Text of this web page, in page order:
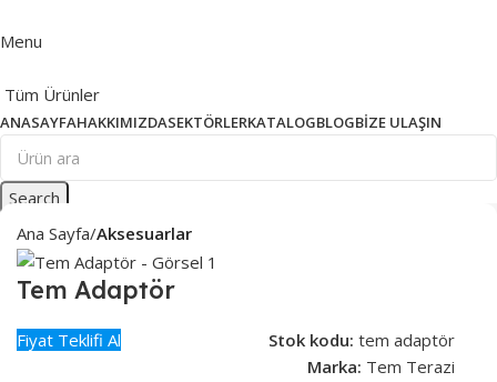
Menu
Tüm Ürünler
ANASAYFAHAKKIMIZDASEKTÖRLERKATALOGBLOGBIZE ULAŞIN
Search
Ana Sayfa Aksesuarlar
Tem Adaptör
Fiyat Teklifi Al Stok kodu: tem adaptör
Marka: Tem Terazi